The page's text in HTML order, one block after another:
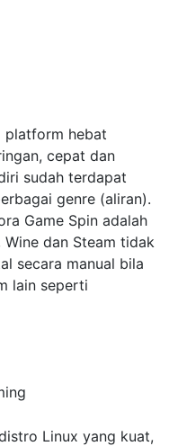
platform hebat
cepat dan
sudah terdapat
genre (aliran).
Game Spin adalah
dan Steam tidak
secara manual bila
lain seperti
Linux yang kuat,